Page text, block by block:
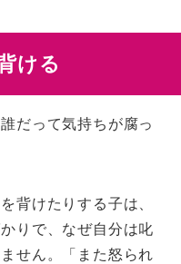
ける
だって気持ちが腐っ
背けたりする子は、
りで、なぜ自分は叱
せん。「また怒られ